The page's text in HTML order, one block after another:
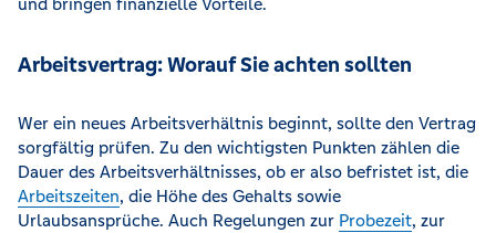
und bringen finanzielle Vorteile.
Arbeitsvertrag: Worauf Sie achten sollten
Wer ein neues Arbeitsverhältnis beginnt, sollte den Vertrag
sorgfältig prüfen. Zu den wichtigsten Punkten zählen die
Dauer des Arbeitsverhältnisses, ob er also befristet ist, die
Arbeitszeiten, die Höhe des Gehalts sowie
Urlaubsansprüche. Auch Regelungen zur Probezeit, zur